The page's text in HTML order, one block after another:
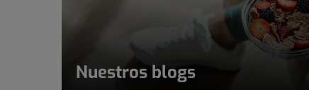
Nuestros blogs